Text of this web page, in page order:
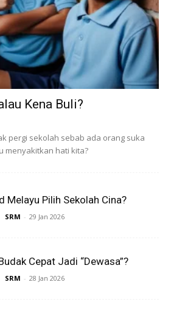
ni;
Kena Buli?
pergi sekolah sebab ada orang suka
menyakitkan hati kita?
Melayu Pilih Sekolah Cina?
SRM - 29 Jan 2026
Cepat Jadi “Dewasa”?
SRM - 28 Jan 2026